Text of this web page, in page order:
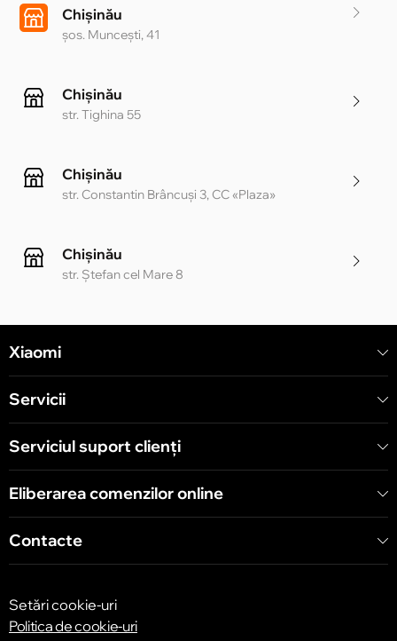
Chișinău
șos. Muncești, 41
Chișinău
str. Tighina 55
Chișinău
str. Constantin Brâncuși 3, CC «Plaza»
Chișinău
str. Ștefan cel Mare 8
Chișinău
str. Arborilor 21, CC «Shopping MallDova»
Xiaomi
Servicii
Serviciul suport clienţi
Eliberarea comenzilor online
Contacte
Setări cookie-uri
Politica de cookie-uri